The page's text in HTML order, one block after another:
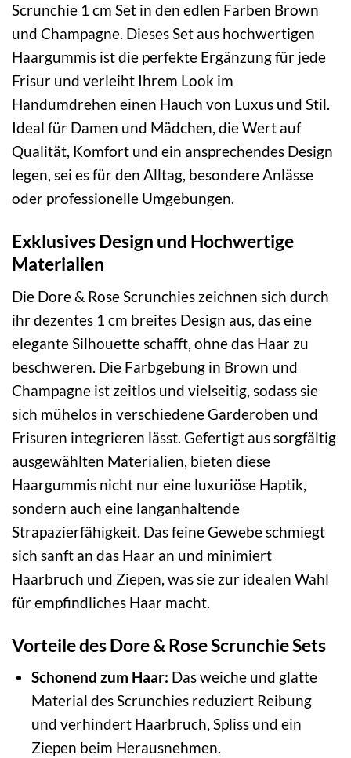
Scrunchie 1 cm Set in den edlen Farben Brown
und Champagne. Dieses Set aus hochwertigen
Haargummis ist die perfekte Ergänzung für jede
Frisur und verleiht Ihrem Look im
Handumdrehen einen Hauch von Luxus und Stil.
Ideal für Damen und Mädchen, die Wert auf
Qualität, Komfort und ein ansprechendes Design
legen, sei es für den Alltag, besondere Anlässe
oder professionelle Umgebungen.
Exklusives Design und Hochwertige
Materialien
Die Dore & Rose Scrunchies zeichnen sich durch
ihr dezentes 1 cm breites Design aus, das eine
elegante Silhouette schafft, ohne das Haar zu
beschweren. Die Farbgebung in Brown und
Champagne ist zeitlos und vielseitig, sodass sie
sich mühelos in verschiedene Garderoben und
Frisuren integrieren lässt. Gefertigt aus sorgfältig
ausgewählten Materialien, bieten diese
Haargummis nicht nur eine luxuriöse Haptik,
sondern auch eine langanhaltende
Strapazierfähigkeit. Das feine Gewebe schmiegt
sich sanft an das Haar an und minimiert
Haarbruch und Ziepen, was sie zur idealen Wahl
für empfindliches Haar macht.
Vorteile des Dore & Rose Scrunchie Sets
Schonend zum Haar: Das weiche und glatte
Material des Scrunchies reduziert Reibung
und verhindert Haarbruch, Spliss und ein
Ziepen beim Herausnehmen.